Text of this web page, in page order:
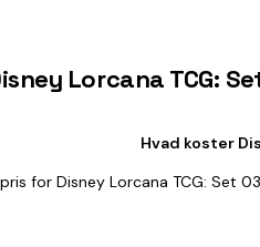
Lorcana TCG:
Hvad koster
for Disney Lorcana TCG: Set